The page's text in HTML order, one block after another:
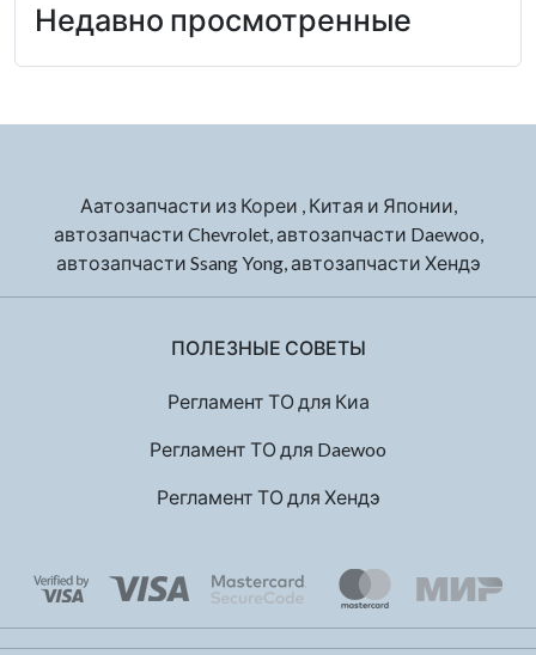
Недавно просмотренные
Аатозапчасти из Кореи , Китая и Японии,
автозапчасти Chevrolet, автозапчасти Daewoo,
автозапчасти Ssang Yong, автозапчасти Хендэ
ПОЛЕЗНЫЕ СОВЕТЫ
Регламент ТО для Киа
Регламент ТО для Daewoo
Регламент ТО для Хендэ